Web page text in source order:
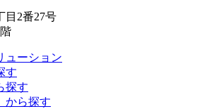
目2番27号
ューション
す
探す
から探す